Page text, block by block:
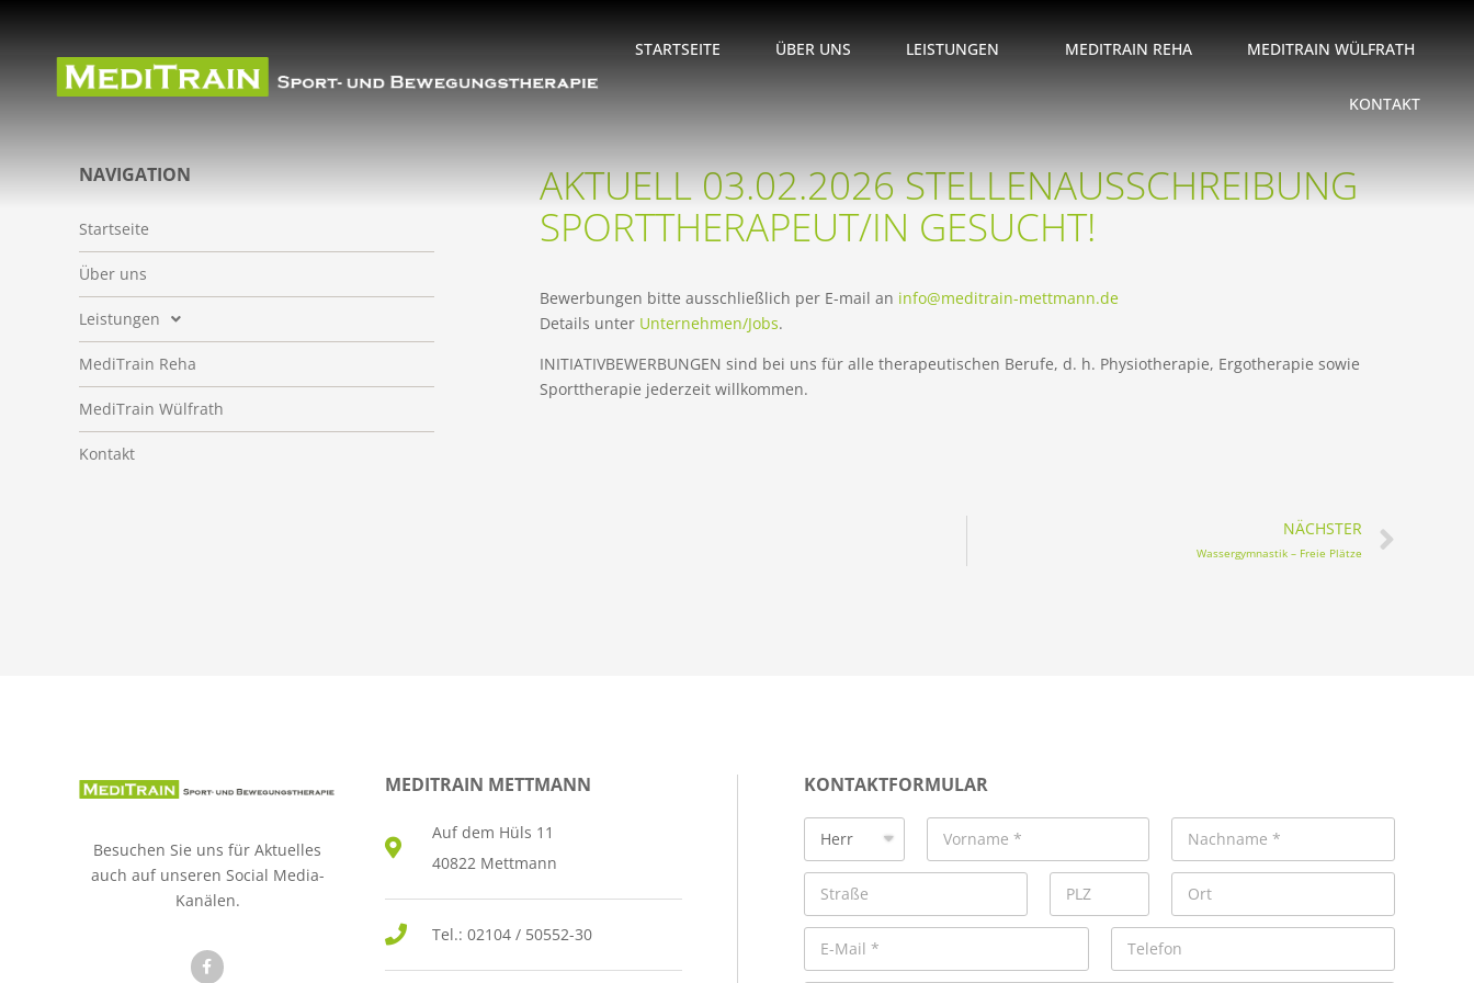
STARTSEITE ÜBER UNS LEISTUNGEN MEDITRAIN REHA MEDITRAIN WÜLFRATH
KONTAKT
NAVIGATION
Startseite
Über uns
Leistungen
MediTrain Reha
MediTrain Wülfrath
Kontakt
AKTUELL 03.02.2026 STELLENAUSSCHREIBUNG
SPORTTHERAPEUT/IN GESUCHT!
Bewerbungen bitte ausschließlich per E-mail an info@meditrain-mettmann.de
Details unter Unternehmen/Jobs.
INITIATIVBEWERBUNGEN sind bei uns für alle therapeutischen Berufe, d. h. Physiotherapie, Ergotherapie sowie
Sporttherapie jederzeit willkommen.
NÄCHSTER
Wassergymnastik – Freie Plätze
Besuchen Sie uns für Aktuelles
auch auf unseren Social Media-
Kanälen.
MEDITRAIN METTMANN
Auf dem Hüls 11
40822 Mettmann
Tel.: 02104 / 50552-30
KONTAKTFORMULAR